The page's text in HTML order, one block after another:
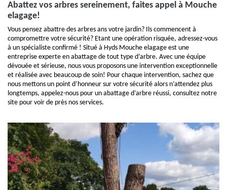
Abattez vos arbres sereinement, faites appel à Mouche
elagage!
Vous pensez abattre des arbres ans votre jardin? Ils commencent à
compromettre votre sécurité? Etant une opération risquée, adressez-vous
à un spécialiste confirmé ! Situé à Hyds Mouche elagage est une
entreprise experte en abattage de tout type d’arbre. Avec une équipe
dévouée et sérieuse, nous vous proposons une intervention exceptionnelle
et réalisée avec beaucoup de soin! Pour chaque intervention, sachez que
nous mettons un point d’honneur sur votre sécurité alors n’attendez plus
longtemps, appelez-nous pour un abattage d’arbre réussi, consultez notre
site pour voir de près nos services.